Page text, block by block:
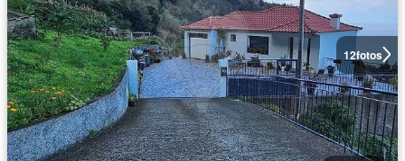
12fotos